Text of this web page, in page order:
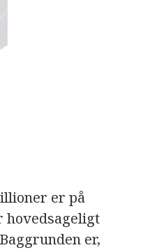
er på
hovedsageligt
er,